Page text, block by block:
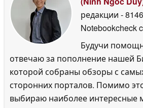
редакции -
Notebookcheck
Будучи
отвечаю за пополнение нашей
которой собраны обзоры с
сторонних порталов. Помимо
выбираю наиболее интересные